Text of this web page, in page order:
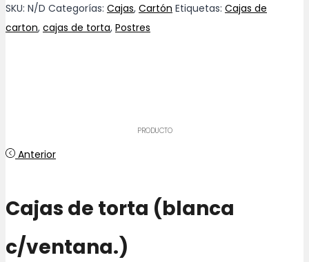
SKU: N/D Categorías: Cajas, Cartón Etiquetas: Cajas de
carton, cajas de torta, Postres
PRODUCTO
Anterior
Cajas de torta (blanca
c/ventana.)